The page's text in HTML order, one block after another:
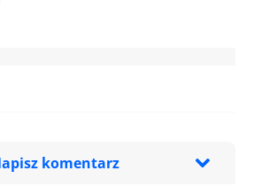
komentarz